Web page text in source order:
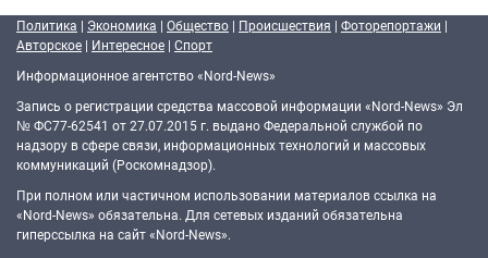
Политика | Экономика | Общество | Происшествия | Фоторепортажи |
Авторское | Интересное | Спорт
Информационное агентство «Nord-News»
Запись о регистрации средства массовой информации «Nord-News» Эл
№ ФС77-62541 от 27.07.2015 г. выдано Федеральной службой по
надзору в сфере связи, информационных технологий и массовых
коммуникаций (Роскомнадзор).
При полном или частичном использовании материалов ссылка на
«Nord-News» обязательна. Для сетевых изданий обязательна
гиперссылка на сайт «Nord-News».